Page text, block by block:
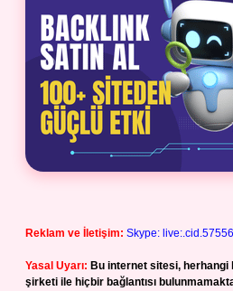
Reklam ve İletişim: Skype:
Yasal Uyarı: Bu internet sitesi, herhangi
şirketi ile hiçbir bağlantısı